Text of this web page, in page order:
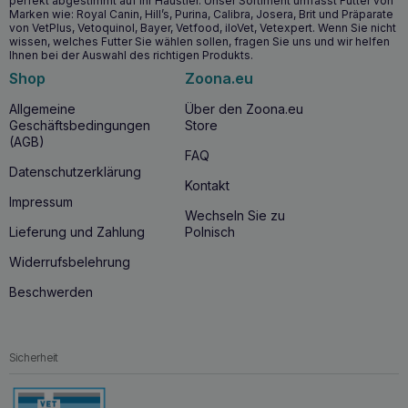
Angereichert mit Vitamin C zur Stärkung des
Immunsystems Ihres Hundes
Tropische Ananas und polnische Früchte der Saison
unterstützen die Gesundheit und liefern Antioxidantien
Frei von Getreide, künstlichen Farb-, Konservierungs-
und Aromastoffen – ideal für Hunde mit empfindlichem
Verdauungssystem
Ab wann sollten Sie BALTICA SUMMER Snacks
verwenden?
Es lohnt sich,
Sommermonate in den Speiseplan Ihres Hundes
aufzunehmen, insbesondere wenn Sie auf der Suche nach
gesunden, leicht verdaulichen und schmackhaften
Trainingsleckerlis sind. Sie sind die ideale Wahl für Hunde,
die natürliche Proteinquellen und eine zusätzliche
jeden Alters geeignet und dank ihrer hypoallergenen
Verdauungstrakt
Marken wie: Royal Canin, Hill’s, Purina, Calibra, Josera, Brit und Präparate
von VetPlus, Vetoquinol, Bayer, Vetfood, iloVet, Vetexpert. Wenn Sie nicht
wissen, welches Futter Sie wählen sollen, fragen Sie uns und wir helfen
Ihnen bei der Auswahl des richtigen Produkts.
Shop
Allgemeine
Geschäftsbedingungen
(AGB)
Datenschutzerklärung
Impressum
Lieferung und Zahlung
Widerrufsbelehrung
Beschwerden
Zoona.eu
Über den Zoona.eu
Store
FAQ
Kontakt
Wechseln Sie zu
Polnisch
Sicherheit